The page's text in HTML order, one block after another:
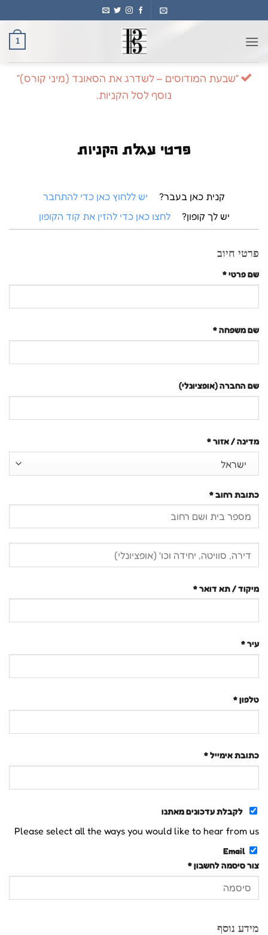
to
content
1
“שבעת המודוסים – לשדרג את הסאונד (מיני קורס)”
נוסף לסל הקניות.
פרטי עגלת הקניות
קנית כאן בעבר?
יש ללחוץ כאן כדי להתחבר
יש לך קופון?
לחצו כאן כדי להזין את קוד הקופון
פרטי חיוב‫
שם פרטי*
שם משפחה*
שם החברה(אופציונלי)
מדינה / אזור*
ישראל
כתובת רחוב*
מיקוד / תא דואר*
עיר*
טלפון*
כתובת אימייל*
לקבלת עדכונים מאתנו
Please select all the ways you would like to hear from us
Email
צור סיסמה לחשבון*
מידע נוסף